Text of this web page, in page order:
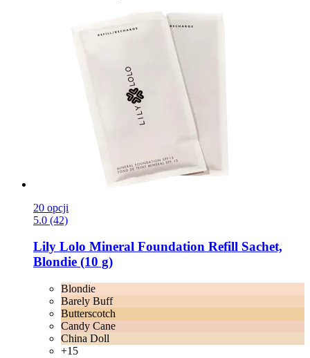
20 opcji
5.0 (42)
Lily Lolo Mineral Foundation Refill Sachet,
Blondie (10 g)
Blondie
Barely Buff
Butterscotch
Candy Cane
China Doll
+15